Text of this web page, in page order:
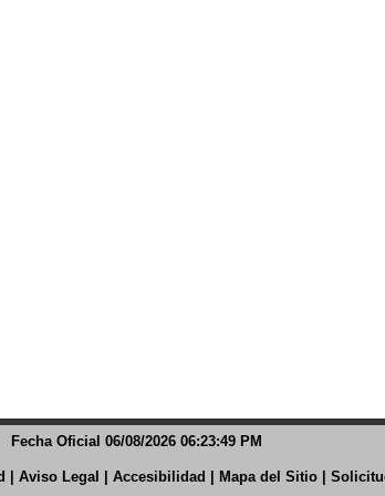
Fecha Oficial 06/08/2026 06:23:50 PM
|Aviso Legal |Accesibilidad Mapa del Sitio |